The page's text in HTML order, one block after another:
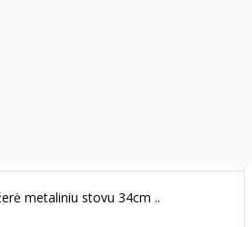
metaliniu stovu 34cm ..